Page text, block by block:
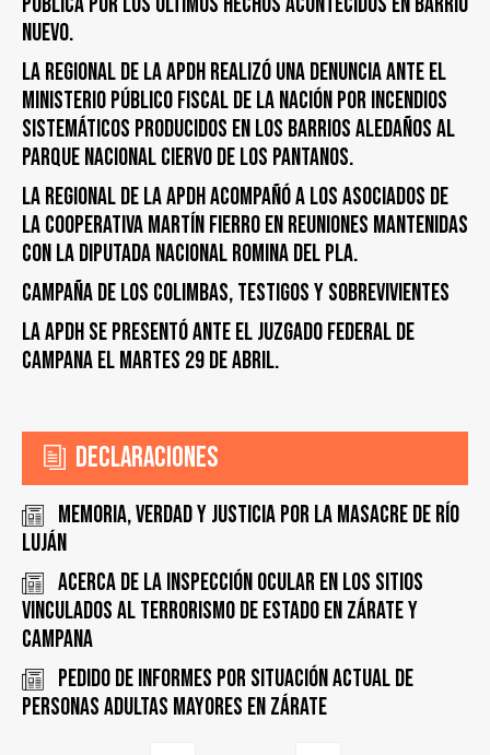
NUEVO.
LA REGIONAL DE LA APDH REALIZÓ UNA DENUNCIA ANTE EL
MINISTERIO PÚBLICO FISCAL DE LA NACIÓN POR INCENDIOS
SISTEMÁTICOS PRODUCIDOS EN LOS BARRIOS ALEDAÑOS AL
PARQUE NACIONAL CIERVO DE LOS PANTANOS.
LA REGIONAL DE LA APDH ACOMPAÑÓ A LOS ASOCIADOS DE
LA COOPERATIVA MARTÍN FIERRO EN REUNIONES MANTENIDAS
CON LA DIPUTADA NACIONAL ROMINA DEL PLA.
CAMPAÑA DE LOS COLIMBAS, TESTIGOS y SOBREVIVIENTES
LA APDH SE PRESENTÓ ANTE EL JUZGADO FEDERAL DE
CAMPANA EL MARTES 29 DE ABRIL.
Declaraciones
MEMORIA, VERDAD Y JUSTICIA POR LA MASACRE DE RÍO
LUJÁN
Acerca de la inspección ocular en los sitios
vinculados al terrorismo de Estado en Zárate y
Campana
Pedido de informes por situación actual de
personas adultas mayores en Zárate